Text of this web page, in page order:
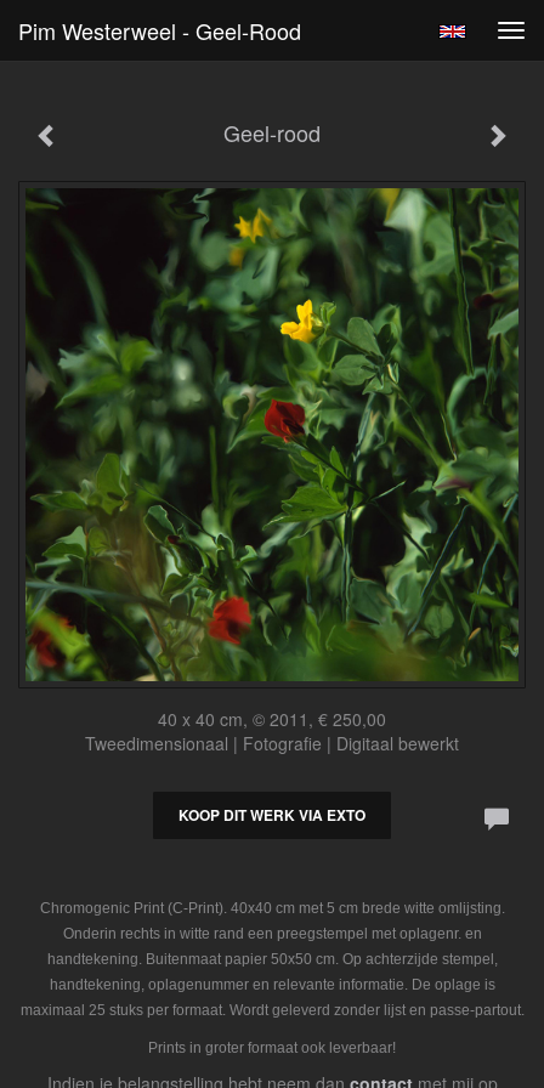
Pim Westerweel - Geel-Rood
Geel-rood
40 x 40 cm, © 2011, € 250,00
Tweedimensionaal | Fotografie | Digitaal bewerkt
KOOP DIT WERK VIA EXTO
Chromogenic Print (C-Print). 40x40 cm met 5 cm brede witte omlijsting.
Onderin rechts in witte rand een preegstempel met oplagenr. en
handtekening. Buitenmaat papier 50x50 cm. Op achterzijde stempel,
handtekening, oplagenummer en relevante informatie. De oplage is
maximaal 25 stuks per formaat. Wordt geleverd zonder lijst en passe-partout.
Prints in groter formaat ook leverbaar!
Indien je belangstelling hebt neem dan contactmet mij op